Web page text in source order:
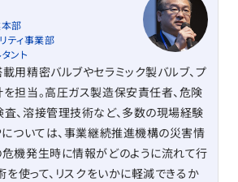
部
ティ事業部
ント
用精密バルブやセラミック製バルブ、プ
担当。高圧ガス製造保安責任者、危険
、溶接管理技術など、多数の現場経験
については、事業継続推進機構の災害情
危機発生時に情報がどのように流れて行
を使って、リスクをいかに軽減できるか